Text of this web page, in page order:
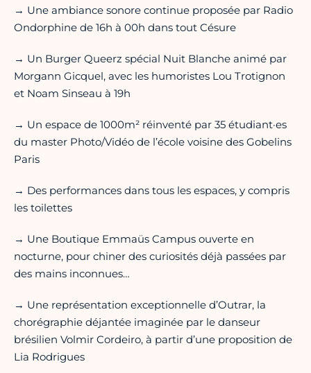
→ Une ambiance sonore continue proposée par Radio
Ondorphine de 16h à 00h dans tout Césure
→ Un Burger Queerz spécial Nuit Blanche animé par
Morgann Gicquel, avec les humoristes Lou Trotignon
et Noam Sinseau à 19h
→ Un espace de 1000m² réinventé par 35 étudiant·es
du master Photo/Vidéo de l’école voisine des Gobelins
Paris
→ Des performances dans tous les espaces, y compris
les toilettes
→ Une Boutique Emmaüs Campus ouverte en
nocturne, pour chiner des curiosités déjà passées par
des mains inconnues…
→ Une représentation exceptionnelle d’Outrar, la
chorégraphie déjantée imaginée par le danseur
brésilien Volmir Cordeiro, à partir d’une proposition de
Lia Rodrigues